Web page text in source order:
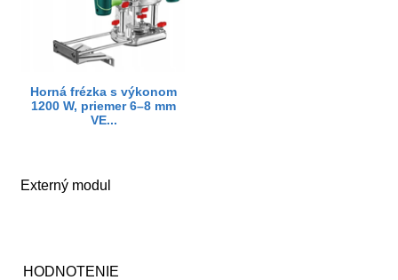
Horná frézka s výkonom
1200 W, priemer 6–8 mm
VE...
Externý modul
HODNOTENIE